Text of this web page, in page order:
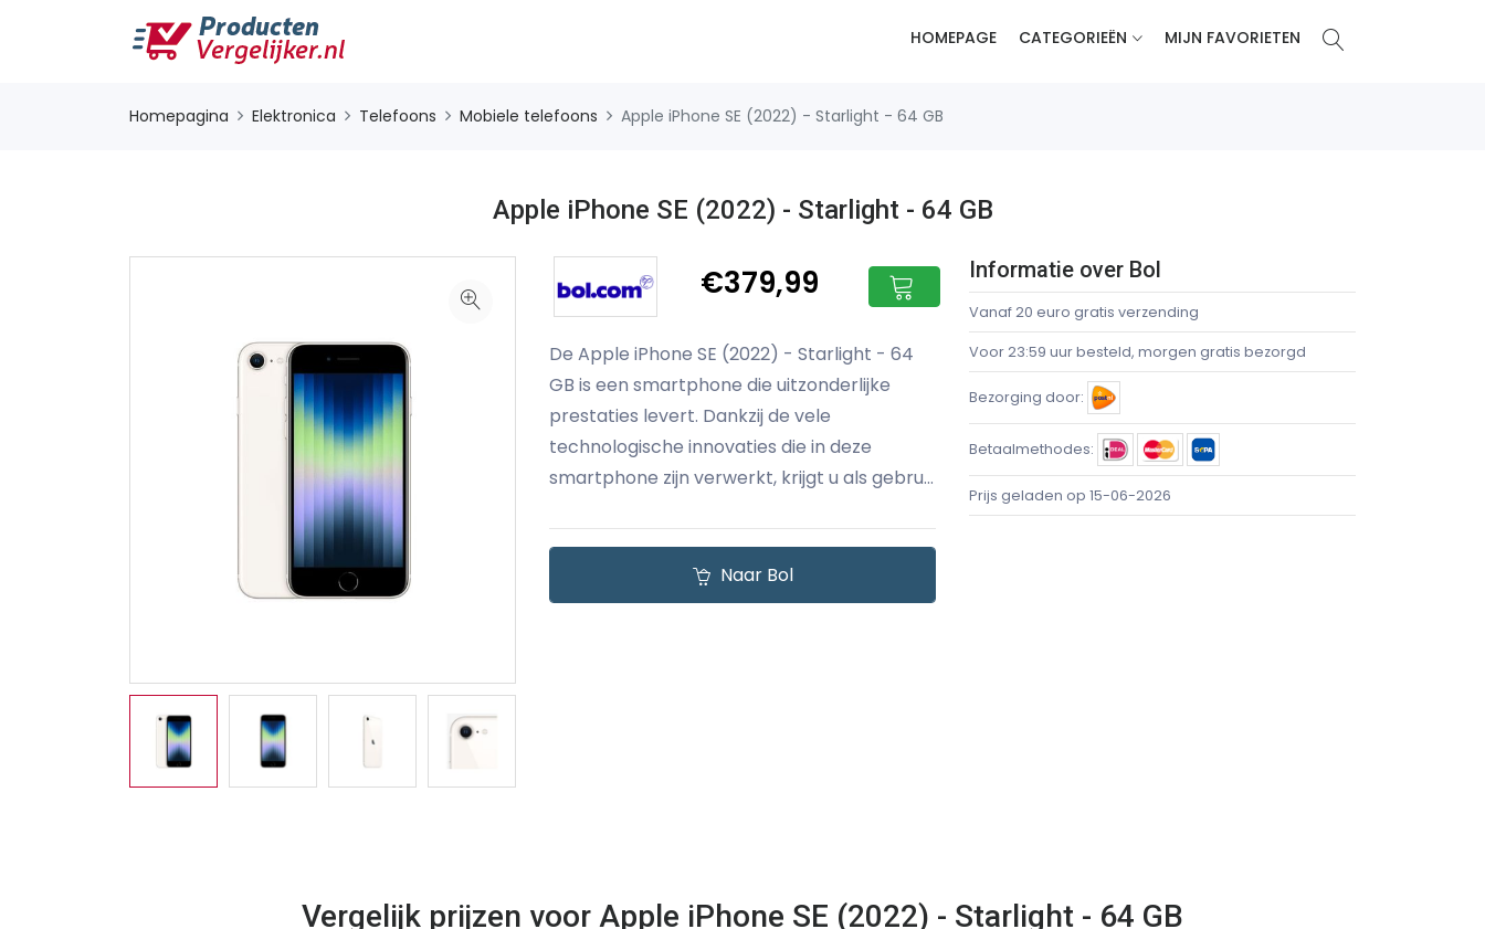
HOMEPAGE CATEGORIEËN MIJN FAVORIETEN
Homepagina Elektronica Telefoons Mobiele telefoons Apple iPhone SE (2022) - Starlight - 64 GB
Apple iPhone SE (2022) - Starlight - 64 GB
€379,99
De Apple iPhone SE (2022) - Starlight - 64
GB is een smartphone die uitzonderlijke
prestaties levert. Dankzij de vele
technologische innovaties die in deze
smartphone zijn verwerkt, krijgt u als gebru...
Naar Bol
Informatie over Bol
Vanaf 20 euro gratis verzending
Voor 23:59 uur besteld, morgen gratis bezorgd
Bezorging door:
Betaalmethodes:
Prijs geladen op 15-06-2026
Vergelijk prijzen voor Apple iPhone SE (2022) - Starlight - 64 GB